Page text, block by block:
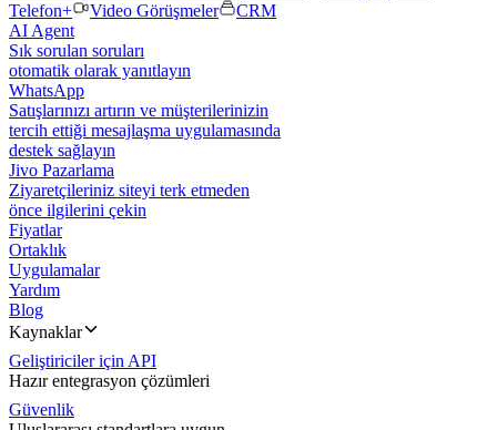
Telefon+
Video Görüşmeler
CRM
AI Agent
Sık sorulan soruları
otomatik olarak yanıtlayın
WhatsApp
Satışlarınızı artırın ve müşterilerinizin
tercih ettiği mesajlaşma uygulamasında
destek sağlayın
Jivo Pazarlama
Ziyaretçileriniz siteyi terk etmeden
önce ilgilerini çekin
Fiyatlar
Ortaklık
Uygulamalar
Yardım
Blog
Kaynaklar
Geliştiriciler için API
Hazır entegrasyon çözümleri
Güvenlik